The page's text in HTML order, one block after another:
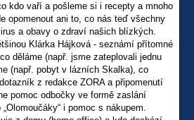
kdo vaří a pošleme si i recepty a mnoho
opomenout ani to, co nás teď všechny
a obavy o zdraví našich blízkých.
Klárka Hájková - seznámí přítomné
děláme (např. jsme zateplovali jednu
(např. pobyt v lázních Skalka), co
z redakce ZORA a připomenutí
pomoc odbočky ve formě zaslání
i pomoc s nákupem.